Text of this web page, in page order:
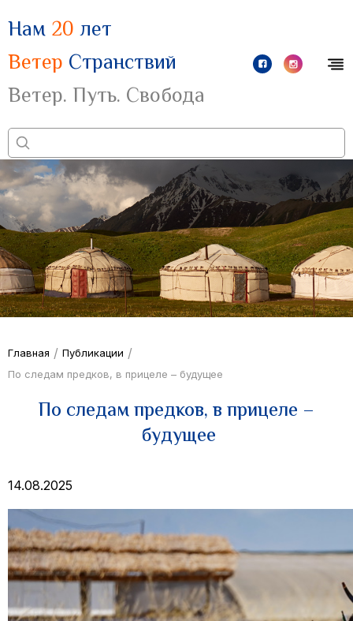
Нам 20 лет
Ветер Странствий
Ветер. Путь. Свобода
Главная / Публикации /
По следам предков, в прицеле – будущее
По следам предков, в прицеле –
будущее
14.08.2025